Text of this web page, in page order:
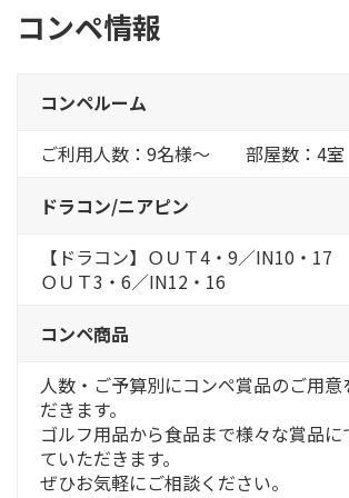
コンペ情報
コンペルーム
ご利用人数：9名様～ 部屋数：4室
ドラコン/ニアピン
【ドラコン】ＯＵＴ4・9／IN10・17
ＯＵＴ3・6／IN12・16
コンペ商品
人数・ご予算別にコンペ賞品のご用意
だきます。
ゴルフ用品から食品まで様々な賞品に
ていただきます。
ぜひお気軽にご相談ください。